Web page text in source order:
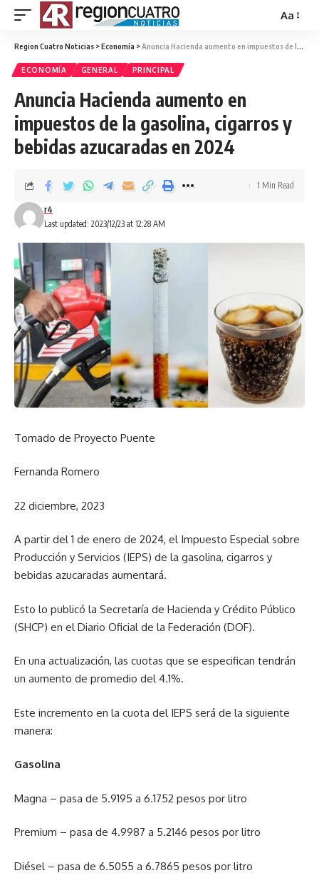
Aa
Region Cuatro Noticias >Economía >Anuncia Hacienda aumento en impuestos de la gasolina, cigarros y bebidas azucaradas en 2024
ECONOMÍA GENERAL PRINCIPAL
Anuncia Hacienda aumento en
impuestos de la gasolina, cigarros y
bebidas azucaradas en 2024
Last updated: 2023/12/23 at 12:28 AM
r4
1 Min Read
Tomado de Proyecto Puente
Fernanda Romero
22 diciembre, 2023
A partir del 1 de enero de 2024, el Impuesto Especial sobre
Producción y Servicios (IEPS) de la gasolina, cigarros y
bebidas azucaradas aumentará.
Esto lo publicó la Secretaría de Hacienda y Crédito Público
(SHCP) en el Diario Oficial de la Federación (DOF).
En una actualización, las cuotas que se especifican tendrán
un aumento de promedio del 4.1%.
Este incremento en la cuota del IEPS será de la siguiente
manera:
Gasolina
Magna – pasa de 5.9195 a 6.1752 pesos por litro
Premium – pasa de 4.9987 a 5.2146 pesos por litro
Diésel – pasa de 6.5055 a 6.7865 pesos por litro